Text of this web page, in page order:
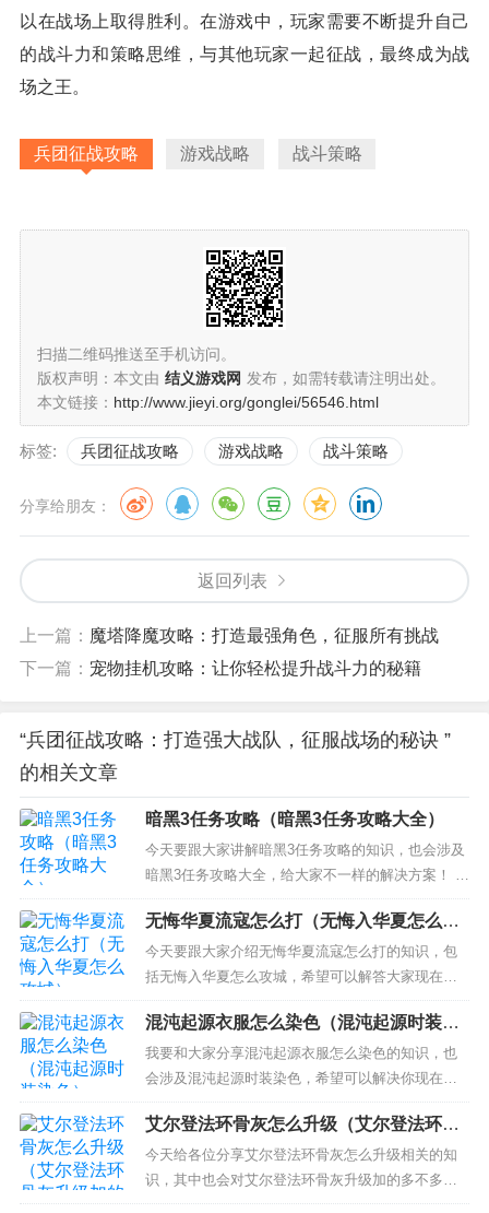
以在战场上取得胜利。在游戏中，玩家需要不断提升自己
的战斗力和策略思维，与其他玩家一起征战，最终成为战
场之王。
兵团征战攻略 游戏战略 战斗策略
扫描二维码推送至手机访问。
版权声明：本文由 结义游戏网 发布，如需转载请注明出处。
本文链接： http://www.jieyi.org/gonglei/56546.html
标签: 兵团征战攻略 游戏战略 战斗策略
分享给朋友：
返回列表
上一篇： 魔塔降魔攻略：打造最强角色，征服所有挑战
下一篇： 宠物挂机攻略：让你轻松提升战斗力的秘籍
“兵团征战攻略：打造强大战队，征服战场的秘诀 ”
的相关文章
暗黑3任务攻略（暗黑3任务攻略大全）
今天要跟大家讲解暗黑3任务攻略的知识，也会涉及
暗黑3任务攻略大全，给大家不一样的解决方案！ 本
文目录一览： 1、《暗黑3》法师套装地下城任务怎
样完成 目标线索有哪些 2、暗黑3冒险模式全攻略
3、暗黑破坏神3恐惧之境任务怎么做 来这里看具体
攻略 4、暗黑3卡奈魔盒的配方攻略 5、暗黑...
无悔华夏流寇怎么打（无悔入华夏怎么攻
城）
今天要跟大家介绍无悔华夏流寇怎么打的知识，包
括无悔入华夏怎么攻城，希望可以解答大家现在的
问题！本文目录一览： 1、无悔华夏怎么看敌方阵容
2、无悔华夏粮食卡住了 3、三国志战略版如何攻打
流寇 4、无悔入华夏城里兵怎么调走 无悔华夏怎么
看敌方阵容 1.在无悔华夏手游，点选城池，点击流
寇；...
混沌起源衣服怎么染色（混沌起源时装染
色）
我要和大家分享混沌起源衣服怎么染色的知识，也
会涉及混沌起源时装染色，希望可以解决你现在的
问题！ 本文目录一览： 1、混沌起源幻彩装备几级
开启 2、手游《混沌起源》封面那个白色衣服的小姐
姐不能创建吗？ 3、混沌起源前期氪金买什么比较
好？ 混沌起源幻彩装备几级开启 混沌起源装备开启
条件：——...
艾尔登法环骨灰怎么升级（艾尔登法环骨
灰升级加的多不多）
今天给各位分享艾尔登法环骨灰怎么升级相关的知
识，其中也会对艾尔登法环骨灰升级加的多不多一
并介绍，如果能碰巧解决你现在面临的问题，别忘